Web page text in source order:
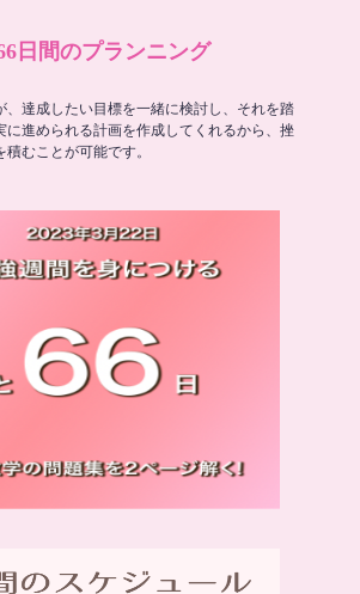
日間のプランニング
、達成したい目標を一緒に検討し、それを踏
に進められる計画を作成してくれるから、挫
むことが可能です。